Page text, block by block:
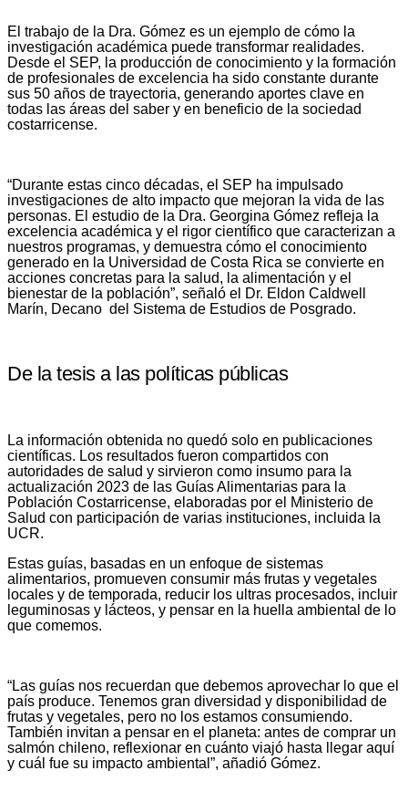
El trabajo de la Dra. Gómez es un ejemplo de cómo la
investigación académica puede transformar realidades.
Desde el SEP, la producción de conocimiento y la formación
de profesionales de excelencia ha sido constante durante
sus 50 años de trayectoria, generando aportes clave en
todas las áreas del saber y en beneficio de la sociedad
costarricense.
“Durante estas cinco décadas, el SEP ha impulsado
investigaciones de alto impacto que mejoran la vida de las
personas. El estudio de la Dra. Georgina Gómez refleja la
excelencia académica y el rigor científico que caracterizan a
nuestros programas, y demuestra cómo el conocimiento
generado en la Universidad de Costa Rica se convierte en
acciones concretas para la salud, la alimentación y el
bienestar de la población”, señaló el Dr. Eldon Caldwell
Marín, Decano del Sistema de Estudios de Posgrado.
De la tesis a las políticas públicas
La información obtenida no quedó solo en publicaciones
científicas. Los resultados fueron compartidos con
autoridades de salud y sirvieron como insumo para la
actualización 2023 de las Guías Alimentarias para la
Población Costarricense, elaboradas por el Ministerio de
Salud con participación de varias instituciones, incluida la
UCR.
Estas guías, basadas en un enfoque de sistemas
alimentarios, promueven consumir más frutas y vegetales
locales y de temporada, reducir los ultras procesados, incluir
leguminosas y lácteos, y pensar en la huella ambiental de lo
que comemos.
“Las guías nos recuerdan que debemos aprovechar lo que el
país produce. Tenemos gran diversidad y disponibilidad de
frutas y vegetales, pero no los estamos consumiendo.
También invitan a pensar en el planeta: antes de comprar un
salmón chileno, reflexionar en cuánto viajó hasta llegar aquí
y cuál fue su impacto ambiental”, añadió Gómez.